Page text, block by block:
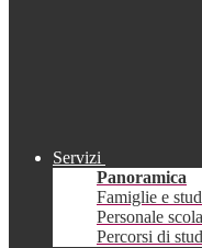
Servizi
Panoramica
Famiglie e
Personale
Percorsi di